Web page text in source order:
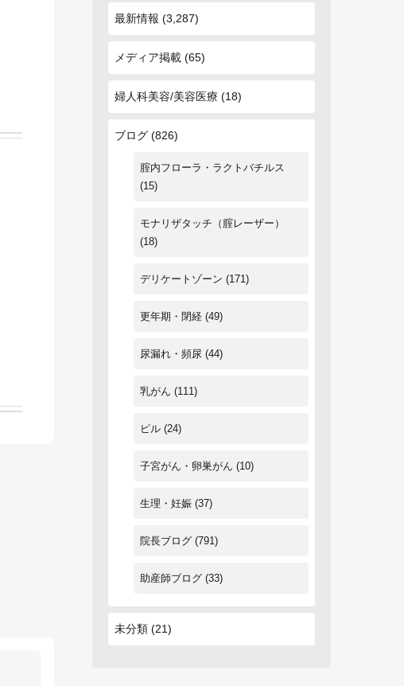
最新情報 (3,287)
メディア掲載 (65)
婦人科美容/美容医療 (18)
ブログ (826)
腟内フローラ・ラクトバチルス
(15)
モナリザタッチ（腟レーザー）
(18)
デリケートゾーン (171)
更年期・閉経 (49)
尿漏れ・頻尿 (44)
乳がん (111)
ピル (24)
子宮がん・卵巣がん (10)
生理・妊娠 (37)
院長ブログ (791)
助産師ブログ (33)
未分類 (21)